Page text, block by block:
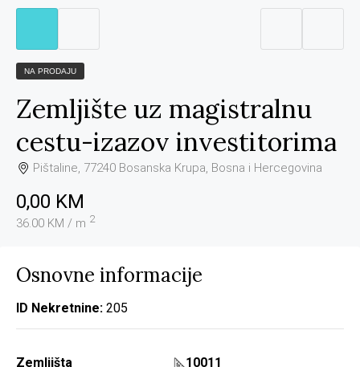
NA PRODAJU
Zemljište uz magistralnu
cestu-izazov investitorima
Pištaline, 77240 Bosanska Krupa, Bosna i Hercegovina
0,00 KM
36.00 KM / m 2
Osnovne informacije
ID Nekretnine: 205
Zemljišta 10011